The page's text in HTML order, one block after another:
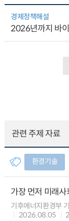
경제정책해설
2026년까지 바
관련 주제 자료
환경기술
가장 먼저 미래
기후에너지환경부
2026.08.05